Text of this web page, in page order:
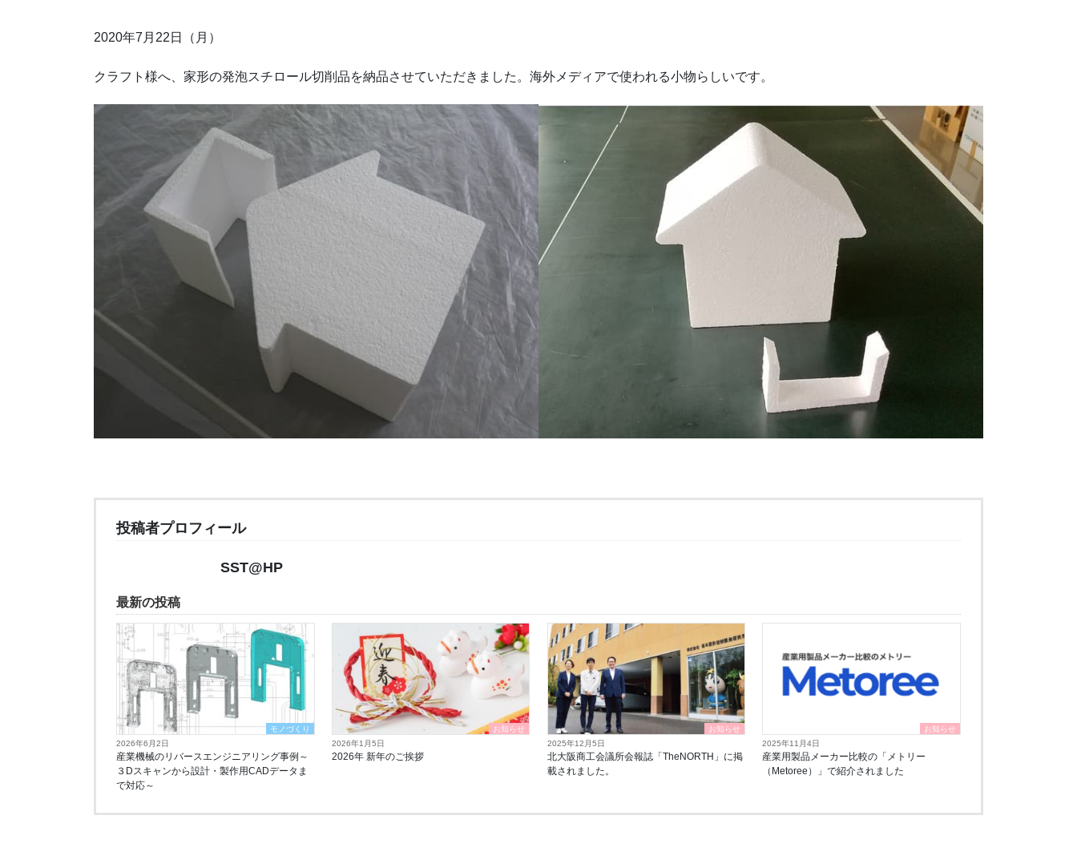
2020年7月22日（月）
クラフト様へ、家形の発泡スチロール切削品を納品させていただきました。海外メディアで使われる小物らしいです。
投稿者プロフィール
SST@HP
最新の投稿
モノづくり
2026年6月2日
産業機械のリバースエンジニアリング事例～
３Dスキャンから設計・製作用CADデータま
で対応～
お知らせ
2026年1月5日
2026年 新年のご挨拶
お知らせ
2025年12月5日
北大阪商工会議所会報誌「TheNORTH」に掲
載されました。
お知らせ
2025年11月4日
産業用製品メーカー比較の「メトリー
（Metoree）」で紹介されました